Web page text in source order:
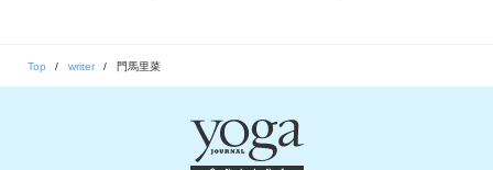
Top writer 門馬里菜